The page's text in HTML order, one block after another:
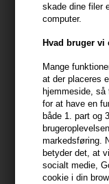
skade dine filer
computer.
Hvad bruger
Mange
at der placeres
hjemmeside,
for at have en
både 1. part og
markedsføring.
betyder det, at
socialt medie,
cookie i din
188,00 DKK